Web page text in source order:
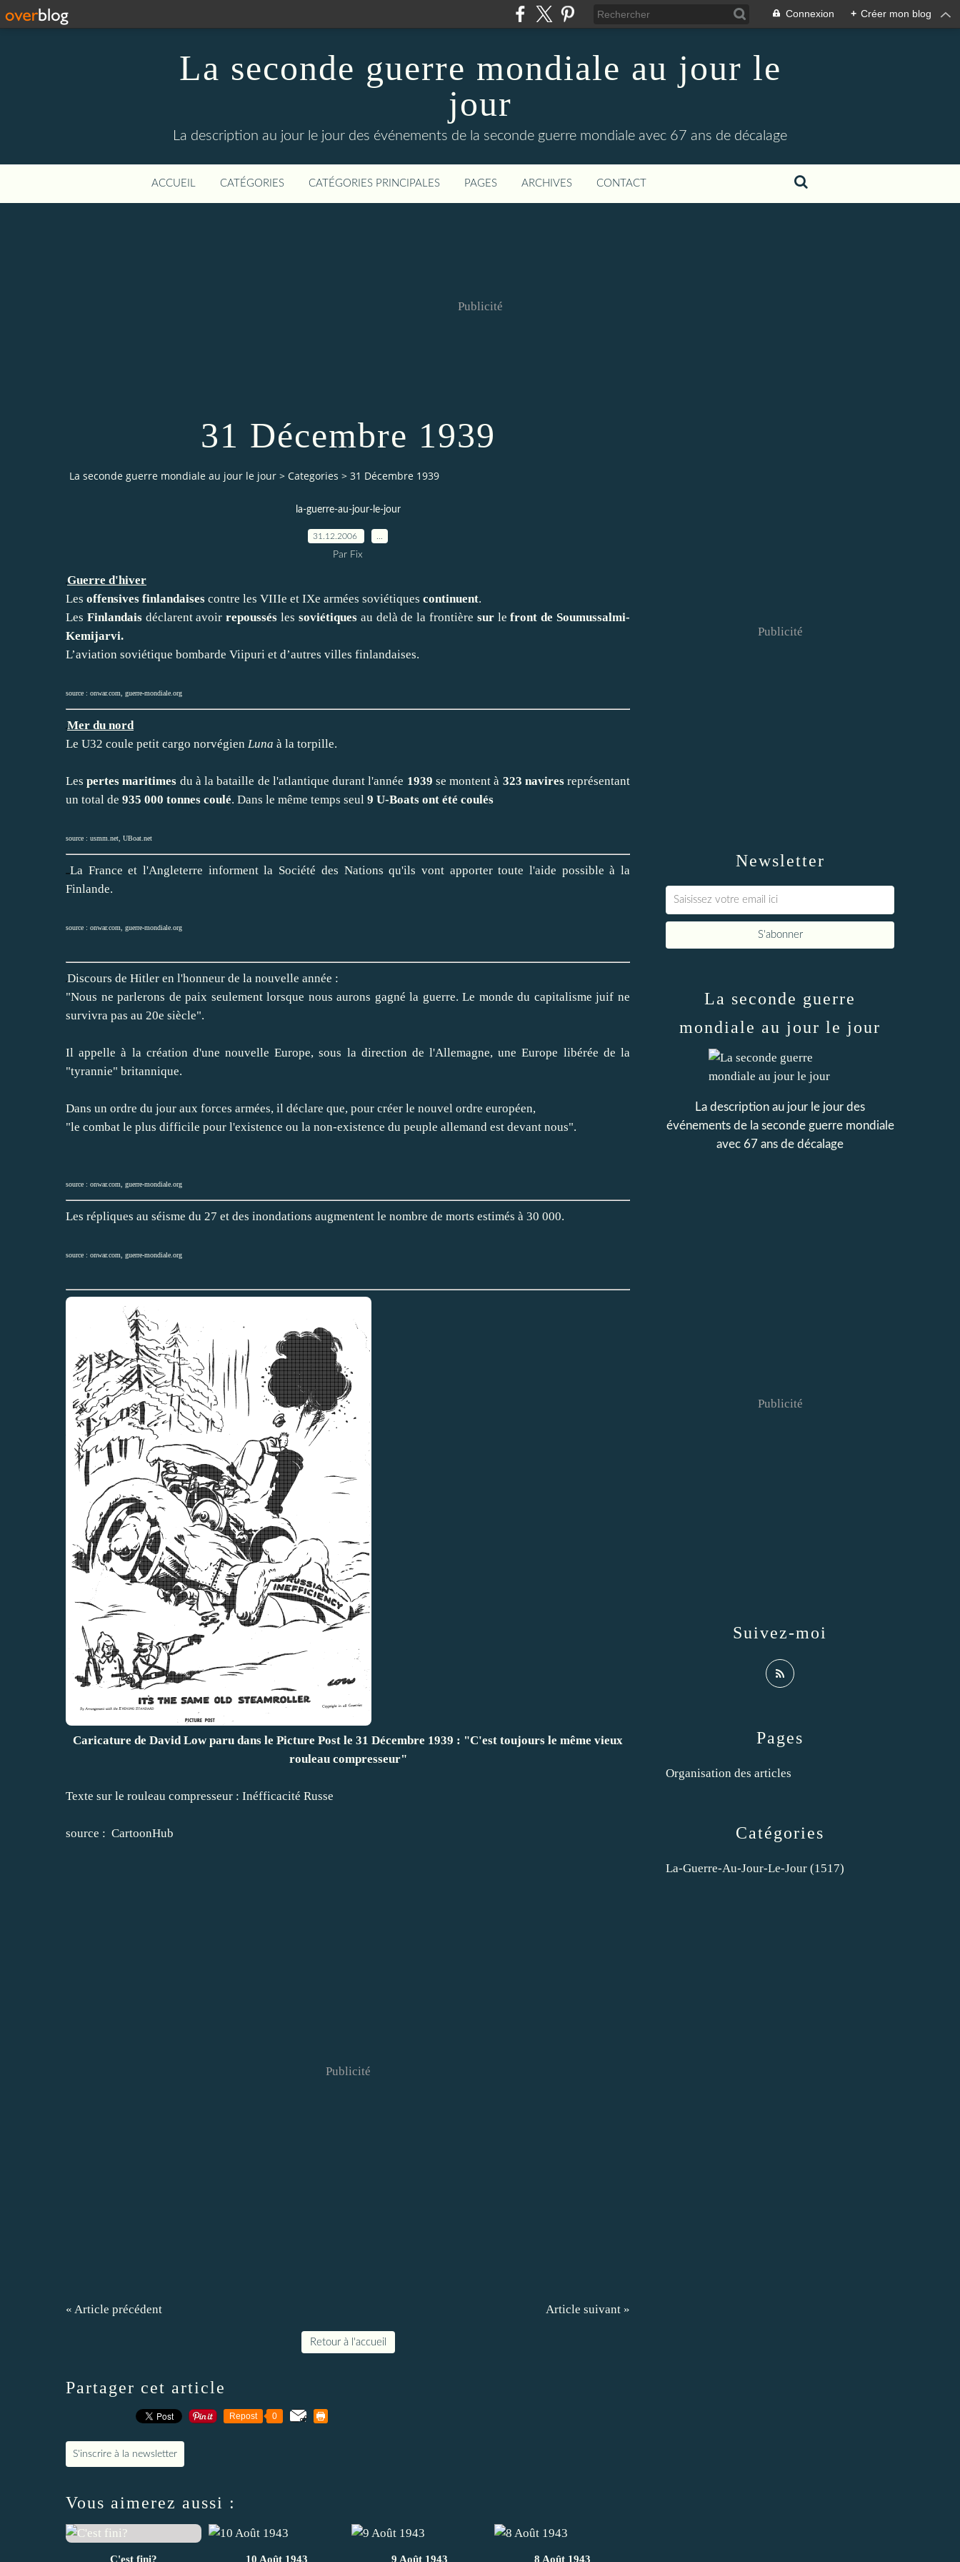
Connexion + Créer mon blog
La seconde guerre mondiale au jour le
jour
La description au jour le jour des événements de la seconde guerre mondiale avec 67 ans de décalage
ACCUEIL CATÉGORIES CATÉGORIES PRINCIPALES PAGES ARCHIVES CONTACT
Publicité
31 Décembre 1939
La seconde guerre mondiale au jour le jour > Categories > 31 Décembre 1939
la-guerre-au-jour-le-jour
31.12.2006
Par Fix
Guerre d'hiver
Les offensives finlandaises contre les VIIIe et IXe armées soviétiques continuent.
Les Finlandais déclarent avoirrepoussésles soviétiques au delà de la frontière sur lefront de Soumussalmi-
Kemijarvi.
L’aviation soviétique bombarde Viipuri et d’autres villes finlandaises.
source : onwar.com guerre-mondiale.org
Mer du nord
Le U32 coule petit cargo norvégien Luna à la torpille.
Lespertes maritimes du à la bataille de l'atlantique durant l'année 1939 se montent à 323 naviresreprésentant
un total de 935 000 tonnes coulé. Dans le même temps seul 9 U-Boats ont été coulés
source : usmm.net UBoat.net
La France et l'Angleterre informent la Société des Nations qu'ils vont apporter toute l'aide possible à la
Finlande.
source : onwar.com guerre-mondiale.org
Discours de Hitler en l'honneur de la nouvelle année :
"Nous ne parlerons de paix seulement lorsque nous aurons gagné la guerre. Le monde du capitalisme juif ne
survivra pas au 20e siècle".
Il appelle à la création d'une nouvelle Europe, sous la direction de l'Allemagne, une Europe libérée de la
"tyrannie" britannique.
Dans un ordre du jour aux forces armées, il déclare que, pour créer le nouvel ordre européen,
"le combat le plus difficile pour l'existence ou la non-existence du peuple allemand est devant nous".
source : onwar.com guerre-mondiale.org
Les répliques au séisme du 27 et des inondations augmentent le nombre de morts estimés à 30 000.
source : onwar.com guerre-mondiale.org
Caricature de David Low paru dans le Picture Post le 31 Décembre 1939 : "C'est toujours le même vieux
rouleau compresseur"
Texte sur le rouleau compresseur : Inéfficacité Russe
source : CartoonHub
Publicité
« Article précédent Article suivant »
Retour à l'accueil
Partager cet article
Repost 0
S'inscrire à la newsletter
Vous aimerez aussi :
C'est fini? 10 Août 1943 9 Août 1943 8 Août 1943
Newsletter
Publicité
Catégories
La-Guerre-Au-Jour-Le-Jour (1517)
Pages
Organisation des articles
La seconde guerre
mondiale au jour le jour
La description au jour le jour des
événements de la seconde guerre mondiale
avec 67 ans de décalage
Suivez-moi
Publicité